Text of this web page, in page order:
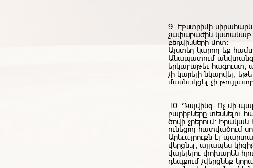
9. Էքստրիմի
չափաբաժին կստանաք
բեդվինների մոտ։
Այստեղ կարող եք
Անապատում
երկարաթեւ հագուստ,
չի կարելի նկարվել,
մասնակցել չի
10. Դայվինգ. Ոչ մի
բարիքները տեսնելու
ծովի ջրերում։ Իրական
ունեցող հատվածում
Արեւայրուքն էլ
վերցնել, այլապես
վայելելու փոխարեն
դեպքում չվերցնեք